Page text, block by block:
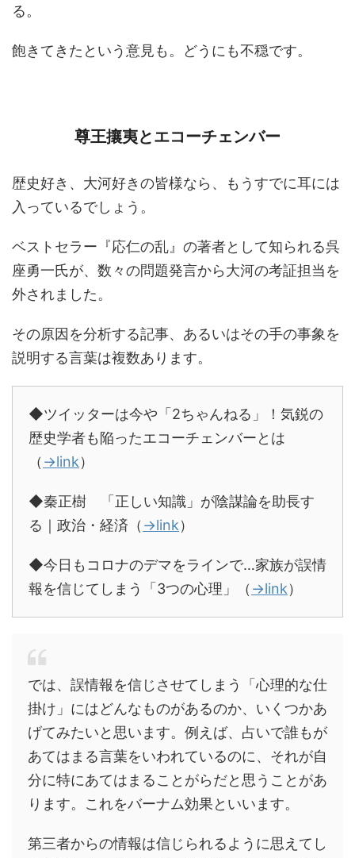
る。
飽きてきたという意見も。どうにも不穏です。
尊王攘夷とエコーチェンバー
歴史好き、大河好きの皆様なら、もうすでに耳には
入っているでしょう。
ベストセラー『応仁の乱』の著者として知られる呉
座勇一氏が、数々の問題発言から大河の考証担当を
外されました。
その原因を分析する記事、あるいはその手の事象を
説明する言葉は複数あります。
◆ツイッターは今や「2ちゃんねる」！気鋭の
歴史学者も陥ったエコーチェンバーとは
（ →link）
◆秦正樹 「正しい知識」が陰謀論を助長す
る｜政治・経済（ →link）
◆今日もコロナのデマをラインで…家族が誤情
報を信じてしまう「3つの心理」（ →link）
では、誤情報を信じさせてしまう「心理的な仕
掛け」にはどんなものがあるのか、いくつかあ
げてみたいと思います。例えば、占いで誰もが
あてはまる言葉をいわれているのに、それが自
分に特にあてはまることがらだと思うことがあ
ります。これをバーナム効果といいます。
第三者からの情報は信じられるように思えてし